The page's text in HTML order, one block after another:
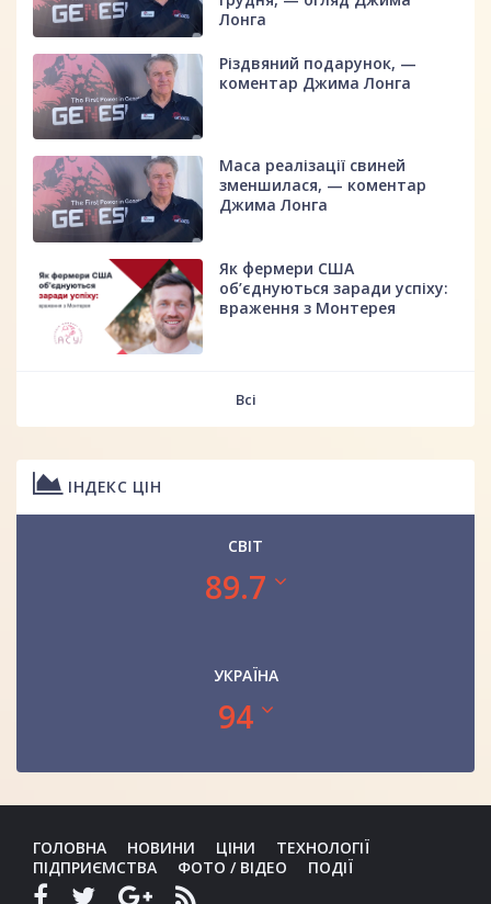
Лонга
Різдвяний подарунок, —
коментар Джима Лонга
Маса реалізації свиней
зменшилася, — коментар
Джима Лонга
Як фермери США
об’єднуються заради успіху:
враження з Монтерея
Всі
ІНДЕКС ЦІН
СВІТ
89.7
УКРАЇНА
94
ГОЛОВНА НОВИНИ ЦІНИ
ТЕХНОЛОГІЇ
ПІДПРИЄМСТВА
ФОТО / ВІДЕО ПОДІЇ